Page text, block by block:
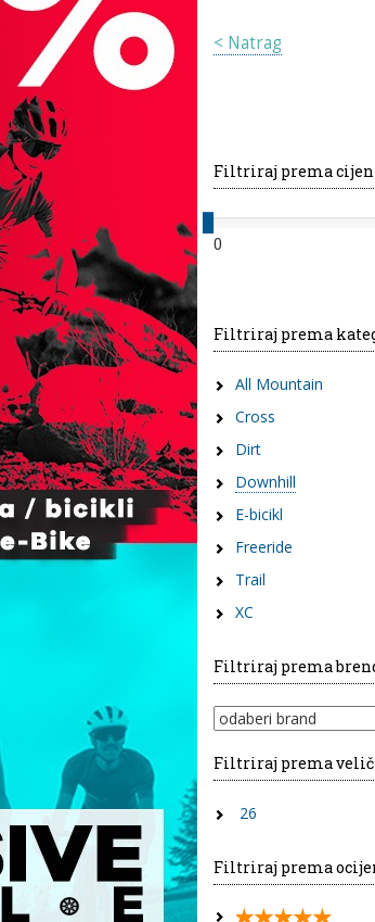
< Natrag
Filtriraj prema
0
Filtriraj prema
All Mountain
Cross
Dirt
Downhill
E-bicikl
Freeride
Trail
XC
Filtriraj prema
Filtriraj prema
26
Filtriraj prema